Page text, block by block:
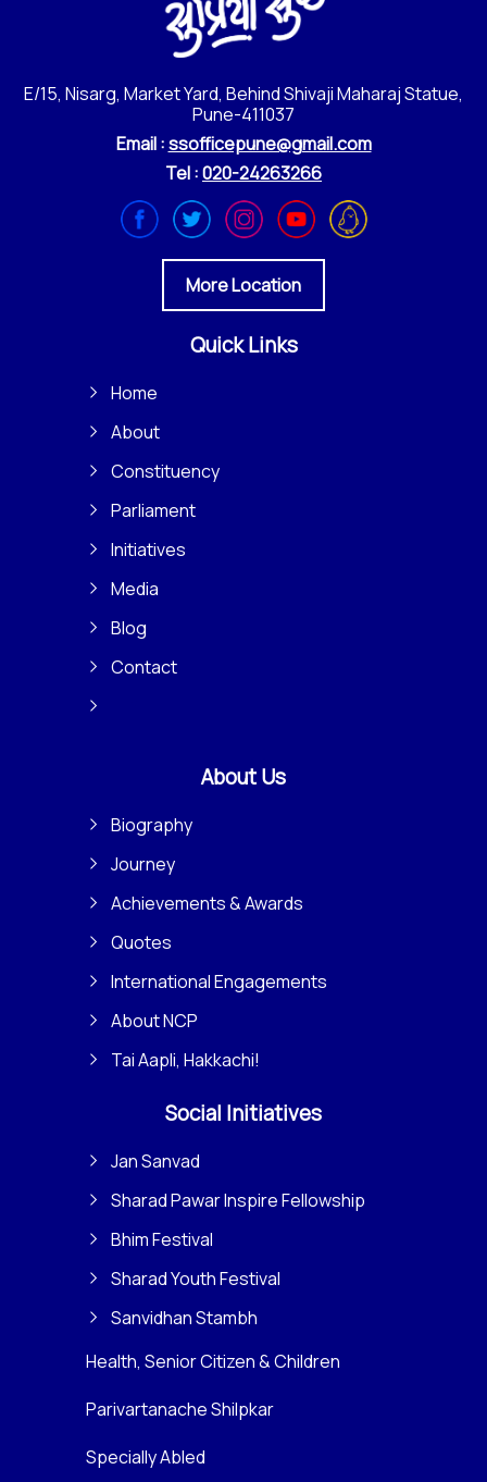
E/15, Nisarg, Market Yard, Behind Shivaji Maharaj Statue,
Pune-411037
Email :ssofficepune@gmail.com
Tel :020-24263266
More Location
Quick Links
Home
About
Constituency
Parliament
Initiatives
Media
Blog
Contact
About Us
Biography
Journey
Achievements & Awards
Quotes
International Engagements
About NCP
Tai Aapli, Hakkachi!
Social Initiatives
Jan Sanvad
Sharad Pawar Inspire Fellowship
Bhim Festival
Sharad Youth Festival
Sanvidhan Stambh
Health, Senior Citizen & Children
Parivartanache Shilpkar
Specially Abled